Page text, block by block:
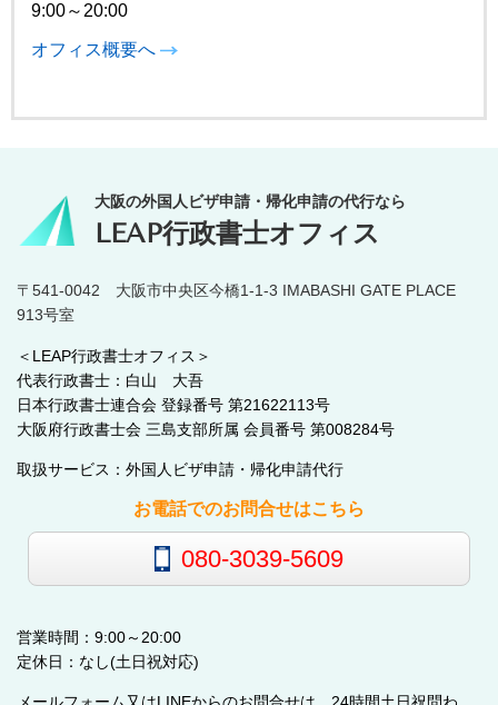
9:00～20:00
オフィス概要へ
大阪の外国人ビザ申請・帰化申請の代行なら
LEAP行政書士オフィス
〒541-0042 大阪市中央区今橋1-1-3 IMABASHI GATE PLACE
913号室
＜LEAP行政書士オフィス＞
代表行政書士：白山 大吾
日本行政書士連合会 登録番号 第21622113号
大阪府行政書士会 三島支部所属 会員番号 第008284号
取扱サービス：外国人ビザ申請・帰化申請代行
お電話でのお問合せはこちら
080-3039-5609
営業時間：9:00～20:00
定休日：なし(土日祝対応)